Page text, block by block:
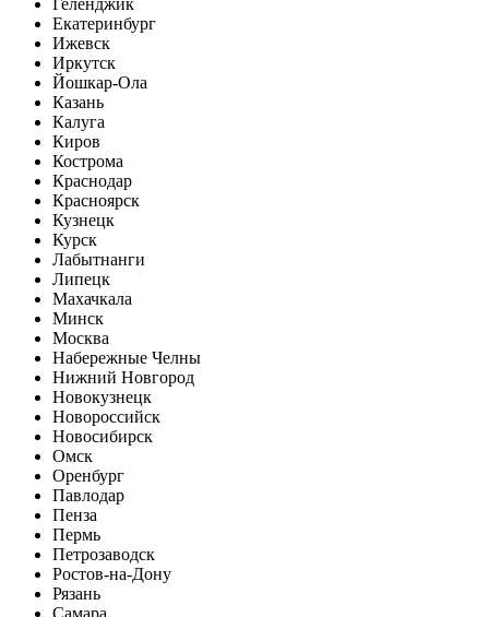
Геленджик
Екатеринбург
Ижевск
Иркутск
Йошкар-Ола
Казань
Калуга
Киров
Кострома
Краснодар
Красноярск
Кузнецк
Курск
Лабытнанги
Липецк
Махачкала
Минск
Москва
Набережные Челны
Нижний Новгород
Новокузнецк
Новороссийск
Новосибирск
Омск
Оренбург
Павлодар
Пенза
Пермь
Петрозаводск
Ростов-на-Дону
Рязань
Самара